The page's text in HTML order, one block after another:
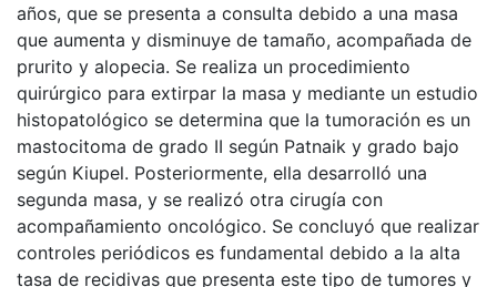
años, que se presenta a consulta debido a una masa
que aumenta y disminuye de tamaño, acompañada de
prurito y alopecia. Se realiza un procedimiento
quirúrgico para extirpar la masa y mediante un estudio
histopatológico se determina que la tumoración es un
mastocitoma de grado II según Patnaik y grado bajo
según Kiupel. Posteriormente, ella desarrolló una
segunda masa, y se realizó otra cirugía con
acompañamiento oncológico. Se concluyó que realizar
controles periódicos es fundamental debido a la alta
tasa de recidivas que presenta este tipo de tumores y